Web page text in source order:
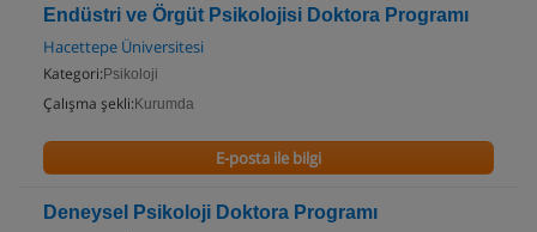
Endüstri ve Örgüt Psikolojisi Doktora Programı
Hacettepe Üniversitesi
Kategori: Psikoloji
Çalışma şekli: Kurumda
E-posta ile bilgi
Deneysel Psikoloji Doktora Programı